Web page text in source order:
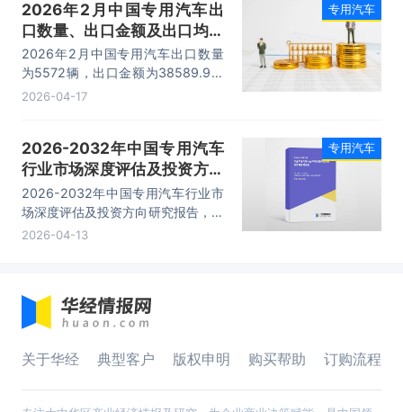
2026年2月中国专用汽车出
口数量、出口金额及出口均价
统计分析
2026年2月中国专用汽车出口数量
为5572辆，出口金额为38589.9万
美元，出口均价为6.9万美元/辆。
2026-04-17
专用汽车
2026-2032年中国专用汽车
行业市场深度评估及投资方向
研究报告
2026-2032年中国专用汽车行业市
场深度评估及投资方向研究报告，主
要包括行业竞争状况及市场格局解
2026-04-13
专用汽车
关于华经 典型客户 版权申明 购买帮助 订购流程